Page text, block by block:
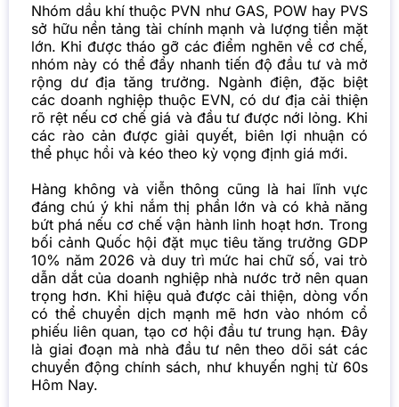
Nhóm dầu khí thuộc PVN như GAS, POW hay PVS
sở hữu nền tảng tài chính mạnh và lượng tiền mặt
lớn. Khi được tháo gỡ các điểm nghẽn về cơ chế,
nhóm này có thể đẩy nhanh tiến độ đầu tư và mở
rộng dư địa tăng trưởng. Ngành điện, đặc biệt
các doanh nghiệp thuộc EVN, có dư địa cải thiện
rõ rệt nếu cơ chế giá và đầu tư được nới lỏng. Khi
các rào cản được giải quyết, biên lợi nhuận có
thể phục hồi và kéo theo kỳ vọng định giá mới.
Hàng không và viễn thông cũng là hai lĩnh vực
đáng chú ý khi nắm thị phần lớn và có khả năng
bứt phá nếu cơ chế vận hành linh hoạt hơn. Trong
bối cảnh Quốc hội đặt mục tiêu tăng trưởng GDP
10% năm 2026 và duy trì mức hai chữ số, vai trò
dẫn dắt của doanh nghiệp nhà nước trở nên quan
trọng hơn. Khi hiệu quả được cải thiện, dòng vốn
có thể chuyển dịch mạnh mẽ hơn vào nhóm cổ
phiếu liên quan, tạo cơ hội đầu tư trung hạn. Đây
là giai đoạn mà nhà đầu tư nên theo dõi sát các
chuyển động chính sách, như khuyến nghị từ 60s
Hôm Nay.